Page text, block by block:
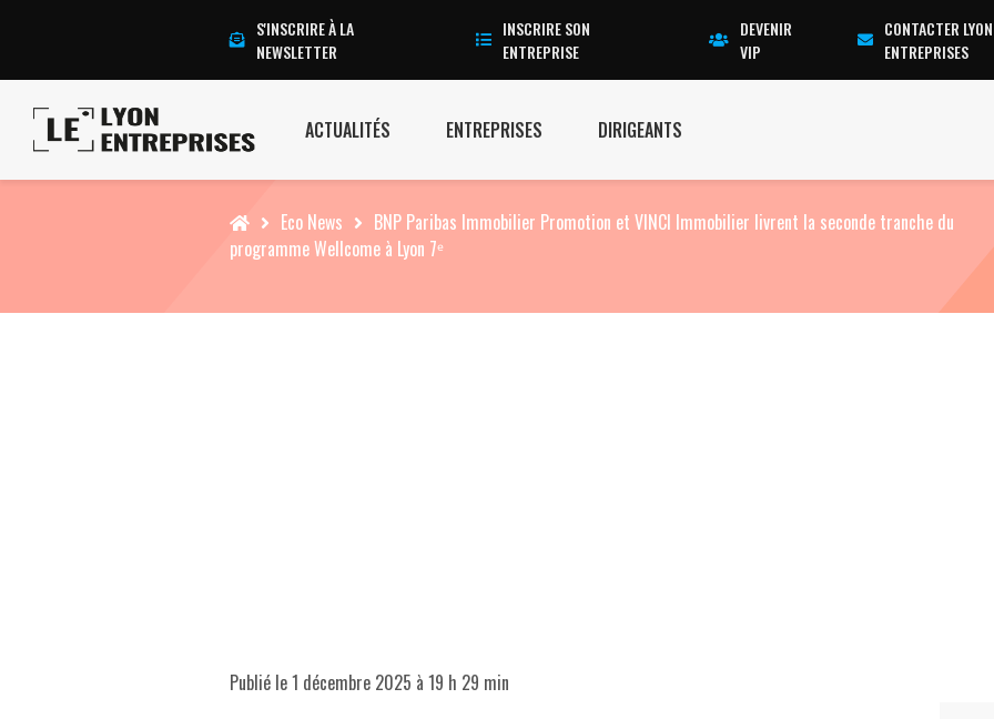
S'INSCRIRE À LA
NEWSLETTER
INSCRIRE SON
ENTREPRISE
DEVENIR
VIP
CONTACTER LYON
ENTREPRISES
ACTUALITÉS ENTREPRISES DIRIGEANTS
Accueil Eco News
BNP Paribas Immobilier Promotion et VINCI Immobilier livrent la seconde tranche du
programme Wellcome à Lyon 7ᵉ
Publié le1 décembre 2025 à 19 h 29 min